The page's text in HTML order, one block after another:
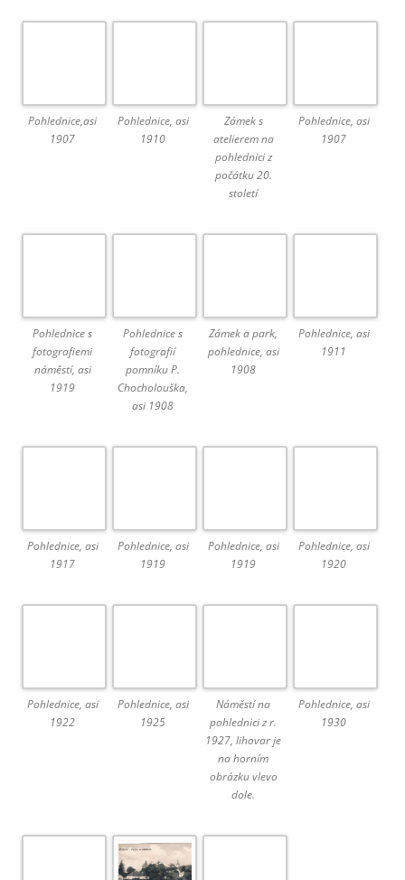
Pohlednice,asi
1907
Pohlednice, asi
1910
Zámek s
atelierem na
pohlednici z
počátku 20.
století
Pohlednice, asi
1907
Pohlednice s
fotografiemi
náměstí, asi
1919
Pohlednice s
fotografií
pomníku P.
Chocholouška,
asi 1908
Zámek a park,
pohlednice, asi
1908
Pohlednice, asi
1911
Pohlednice, asi
1917
Pohlednice, asi
1919
Pohlednice, asi
1919
Pohlednice, asi
1920
Pohlednice, asi
1922
Pohlednice, asi
1925
Náměstí na
pohlednici z r.
1927, lihovar je
na horním
obrázku vlevo
dole.
Pohlednice, asi
1930